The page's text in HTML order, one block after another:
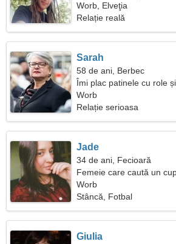
Worb, Elveţia
Relație reală
Sarah
58 de ani, Berbec
Îmi plac patinele cu role
Worb
Relație serioasa
Jade
34 de ani, Fecioară
Femeie care caută un
Worb
Stâncă, Fotbal
Giulia